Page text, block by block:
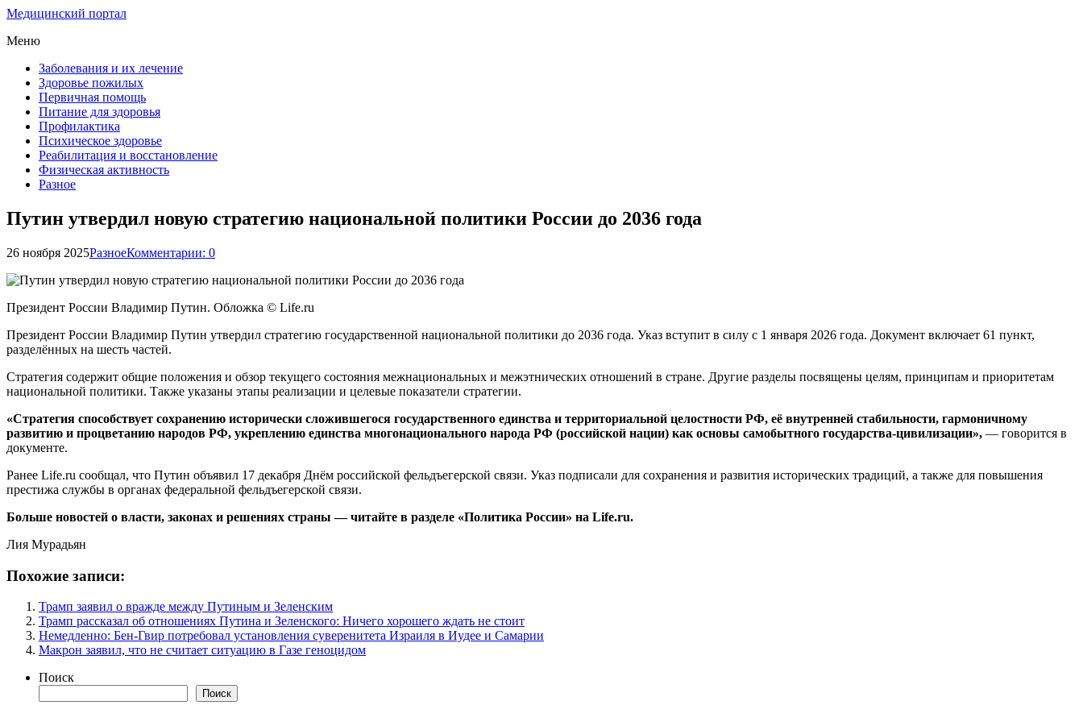
Медицинский портал
Меню
Заболевания и их лечение
Здоровье пожилых
Первичная помощь
Питание для здоровья
Профилактика
Психическое здоровье
Реабилитация и восстановление
Физическая активность
Разное
Путин утвердил новую стратегию национальной политики России до 2036 года
26 ноября 2025РазноеКомментарии: 0
Президент России Владимир Путин. Обложка © Life.ru
Президент России Владимир Путин утвердил стратегию государственной национальной политики до 2036 года. Указ вступит в силу с 1 января 2026 года. Документ включает 61 пункт,
разделённых на шесть частей.
Стратегия содержит общие положения и обзор текущего состояния межнациональных и межэтнических отношений в стране. Другие разделы посвящены целям, принципам и приоритетам
национальной политики. Также указаны этапы реализации и целевые показатели стратегии.
«Стратегия способствует сохранению исторически сложившегося государственного единства и территориальной целостности РФ, её внутренней стабильности, гармоничному
развитию и процветанию народов РФ, укреплению единства многонационального народа РФ (российской нации) как основы самобытного государства-цивилизации», — говорится в
документе.
Ранее Life.ru сообщал, что Путин объявил 17 декабря Днём российской фельдъегерской связи. Указ подписали для сохранения и развития исторических традиций, а также для повышения
престижа службы в органах федеральной фельдъегерской связи.
Больше новостей о власти, законах и решениях страны — читайте в разделе «Политика России» на Life.ru.
Лия Мурадьян
Похожие записи:
Трамп заявил о вражде между Путиным и Зеленским
Трамп рассказал об отношениях Путина и Зеленского: Ничего хорошего ждать не стоит
Немедленно: Бен-Гвир потребовал установления суверенитета Израиля в Иудее и Самарии
Макрон заявил, что не считает ситуацию в Газе геноцидом
Поиск
Поиск